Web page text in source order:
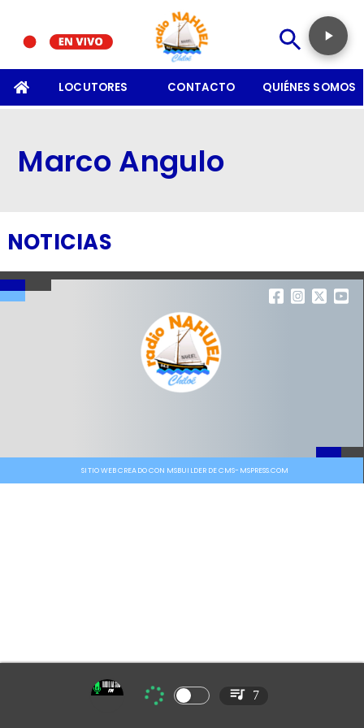
LOCUTORES CONTACTO QUIÉNES SOMOS
Marco Angulo
NOTICIAS
SITIO WEB CREADO CON MSBUILDER DE CMS-MSPRESS.COM
7